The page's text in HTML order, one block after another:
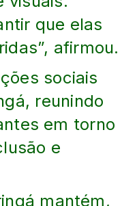
que elas
afirmou.
sociais
reunindo
em torno
e
mantém,